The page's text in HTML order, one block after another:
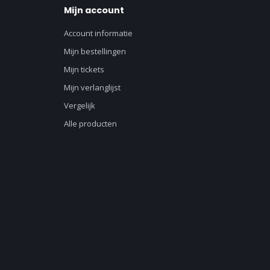
Mijn account
Account informatie
Mijn bestellingen
Mijn tickets
Mijn verlanglijst
Vergelijk
Alle producten